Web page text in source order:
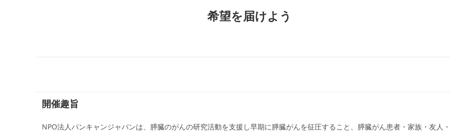
希望を届けよう
開催趣旨
NPO法人パンキャンジャパンは、膵臓のがんの研究活動を支援し早期に膵臓がんを征圧すること、膵臓がん患者・家族・友人・